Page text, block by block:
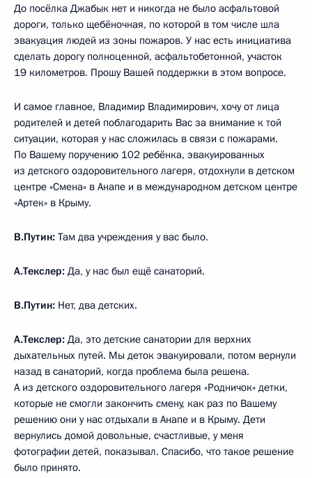
До посёлка Джабык нет и никогда не было асфальтовой
дороги, только щебёночная, по которой в том числе шла
эвакуация людей из зоны пожаров. У нас есть инициатива
сделать дорогу полноценной, асфальтобетонной, участок
19 километров. Прошу Вашей поддержки в этом вопросе.
И самое главное, Владимир Владимирович, хочу от лица
родителей и детей поблагодарить Вас за внимание к той
ситуации, которая у нас сложилась в связи с пожарами.
По Вашему поручению 102 ребёнка, эвакуированных
из детского оздоровительного лагеря, отдохнули в детском
центре «Смена» в Анапе и в международном детском центре
«Артек» в Крыму.
В.Путин: Там два учреждения у вас было.
А.Текслер: Да, у нас был ещё санаторий.
В.Путин: Нет, два детских.
А.Текслер: Да, это детские санатории для верхних
дыхательных путей. Мы деток эвакуировали, потом вернули
назад в санаторий, когда проблема была решена.
А из детского оздоровительного лагеря «Родничок» детки,
которые не смогли закончить смену, как раз по Вашему
решению они у нас отдыхали в Анапе и в Крыму. Дети
вернулись домой довольные, счастливые, у меня
фотографии детей, показывал. Спасибо, что такое решение
было принято.